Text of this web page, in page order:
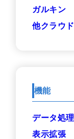
ガルキン
他クラウド
機能
データ処理
表示拡張